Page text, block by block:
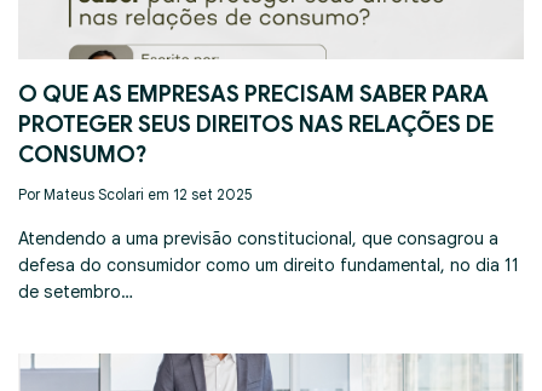
O QUE AS EMPRESAS PRECISAM SABER PARA
PROTEGER SEUS DIREITOS NAS RELAÇÕES DE
CONSUMO?
Por Mateus Scolari em 12 set 2025
Atendendo a uma previsão constitucional, que consagrou a
defesa do consumidor como um direito fundamental, no dia 11
de setembro…